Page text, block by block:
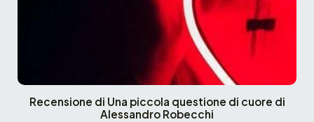
Recensione di Una piccola questione di cuore di
Alessandro Robecchi